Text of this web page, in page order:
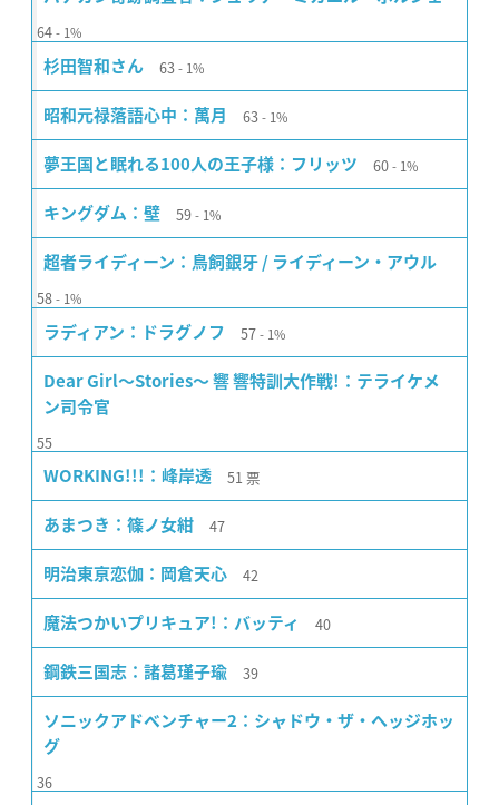
64 1%
杉田智和さん 63 1%
昭和元禄落語心中：萬月 63 1%
夢王国と眠れる100人の王子様：フリッツ 60 1%
キングダム：壁 59 1%
超者ライディーン：鳥飼銀牙 / ライディーン・アウル
58 1%
ラディアン：ドラグノフ 57 1%
Dear Girl〜Stories〜 響 響特訓大作戦!：テライケメ
ン司令官
55
WORKING!!!：峰岸透 51 票
あまつき：篠ノ女紺 47
明治東亰恋伽：岡倉天心 42
魔法つかいプリキュア!：バッティ 40
鋼鉄三国志：諸葛瑾子瑜 39
ソニックアドベンチャー2：シャドウ・ザ・ヘッジホッ
グ
36